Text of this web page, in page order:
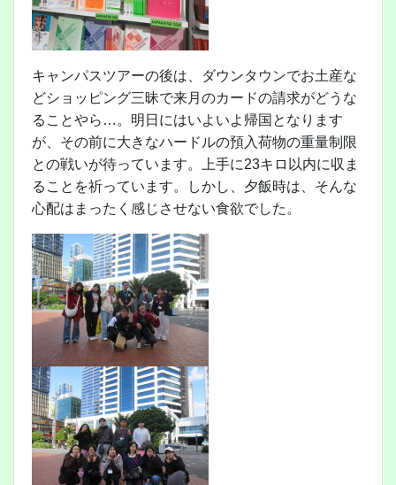
キャンパスツアーの後は、ダウンタウンでお土産な
どショッピング三昧で来月のカードの請求がどうな
ることやら…。明日にはいよいよ帰国となります
が、その前に大きなハードルの預入荷物の重量制限
との戦いが待っています。上手に23キロ以内に収ま
ることを祈っています。しかし、夕飯時は、そんな
心配はまったく感じさせない食欲でした。